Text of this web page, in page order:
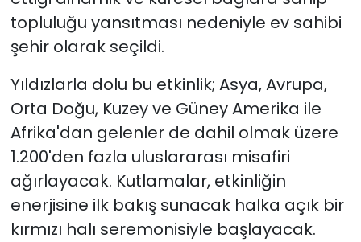
topluluğu yansıtması nedeniyle ev sahibi
şehir olarak seçildi.
Yıldızlarla dolu bu etkinlik; Asya, Avrupa,
Orta Doğu, Kuzey ve Güney Amerika ile
Afrika'dan gelenler de dahil olmak üzere
1.200'den fazla uluslararası misafiri
ağırlayacak. Kutlamalar, etkinliğin
enerjisine ilk bakış sunacak halka açık bir
kırmızı halı seremonisiyle başlayacak.